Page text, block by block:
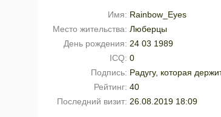
Имя: Rainbow_Eyes
Место жительства: Люберцы
День рождения: 24 03 1989
ICQ: 0
Подпись: Радугу, которая
Рейтинг: 40
Последний визит: 26.08.2019 18:09